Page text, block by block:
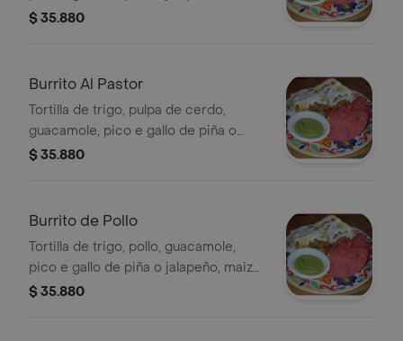
dulce, cebolla caramelizada y queso
$ 35.880
Burrito Al Pastor
Tortilla de trigo, pulpa de cerdo,
guacamole, pico e gallo de piña o
jalapeño, maiz dulce, cebolla
$ 35.880
Burrito de Pollo
Tortilla de trigo, pollo, guacamole,
pico e gallo de piña o jalapeño, maiz
dulce, cebolla caramelizada y queso
$ 35.880